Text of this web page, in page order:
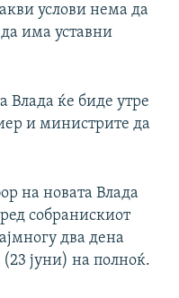
услови нема да
има уставни
Влада ќе биде утре
и министрите да
на новата Влада
собранискиот
два дена
јуни) на полноќ.